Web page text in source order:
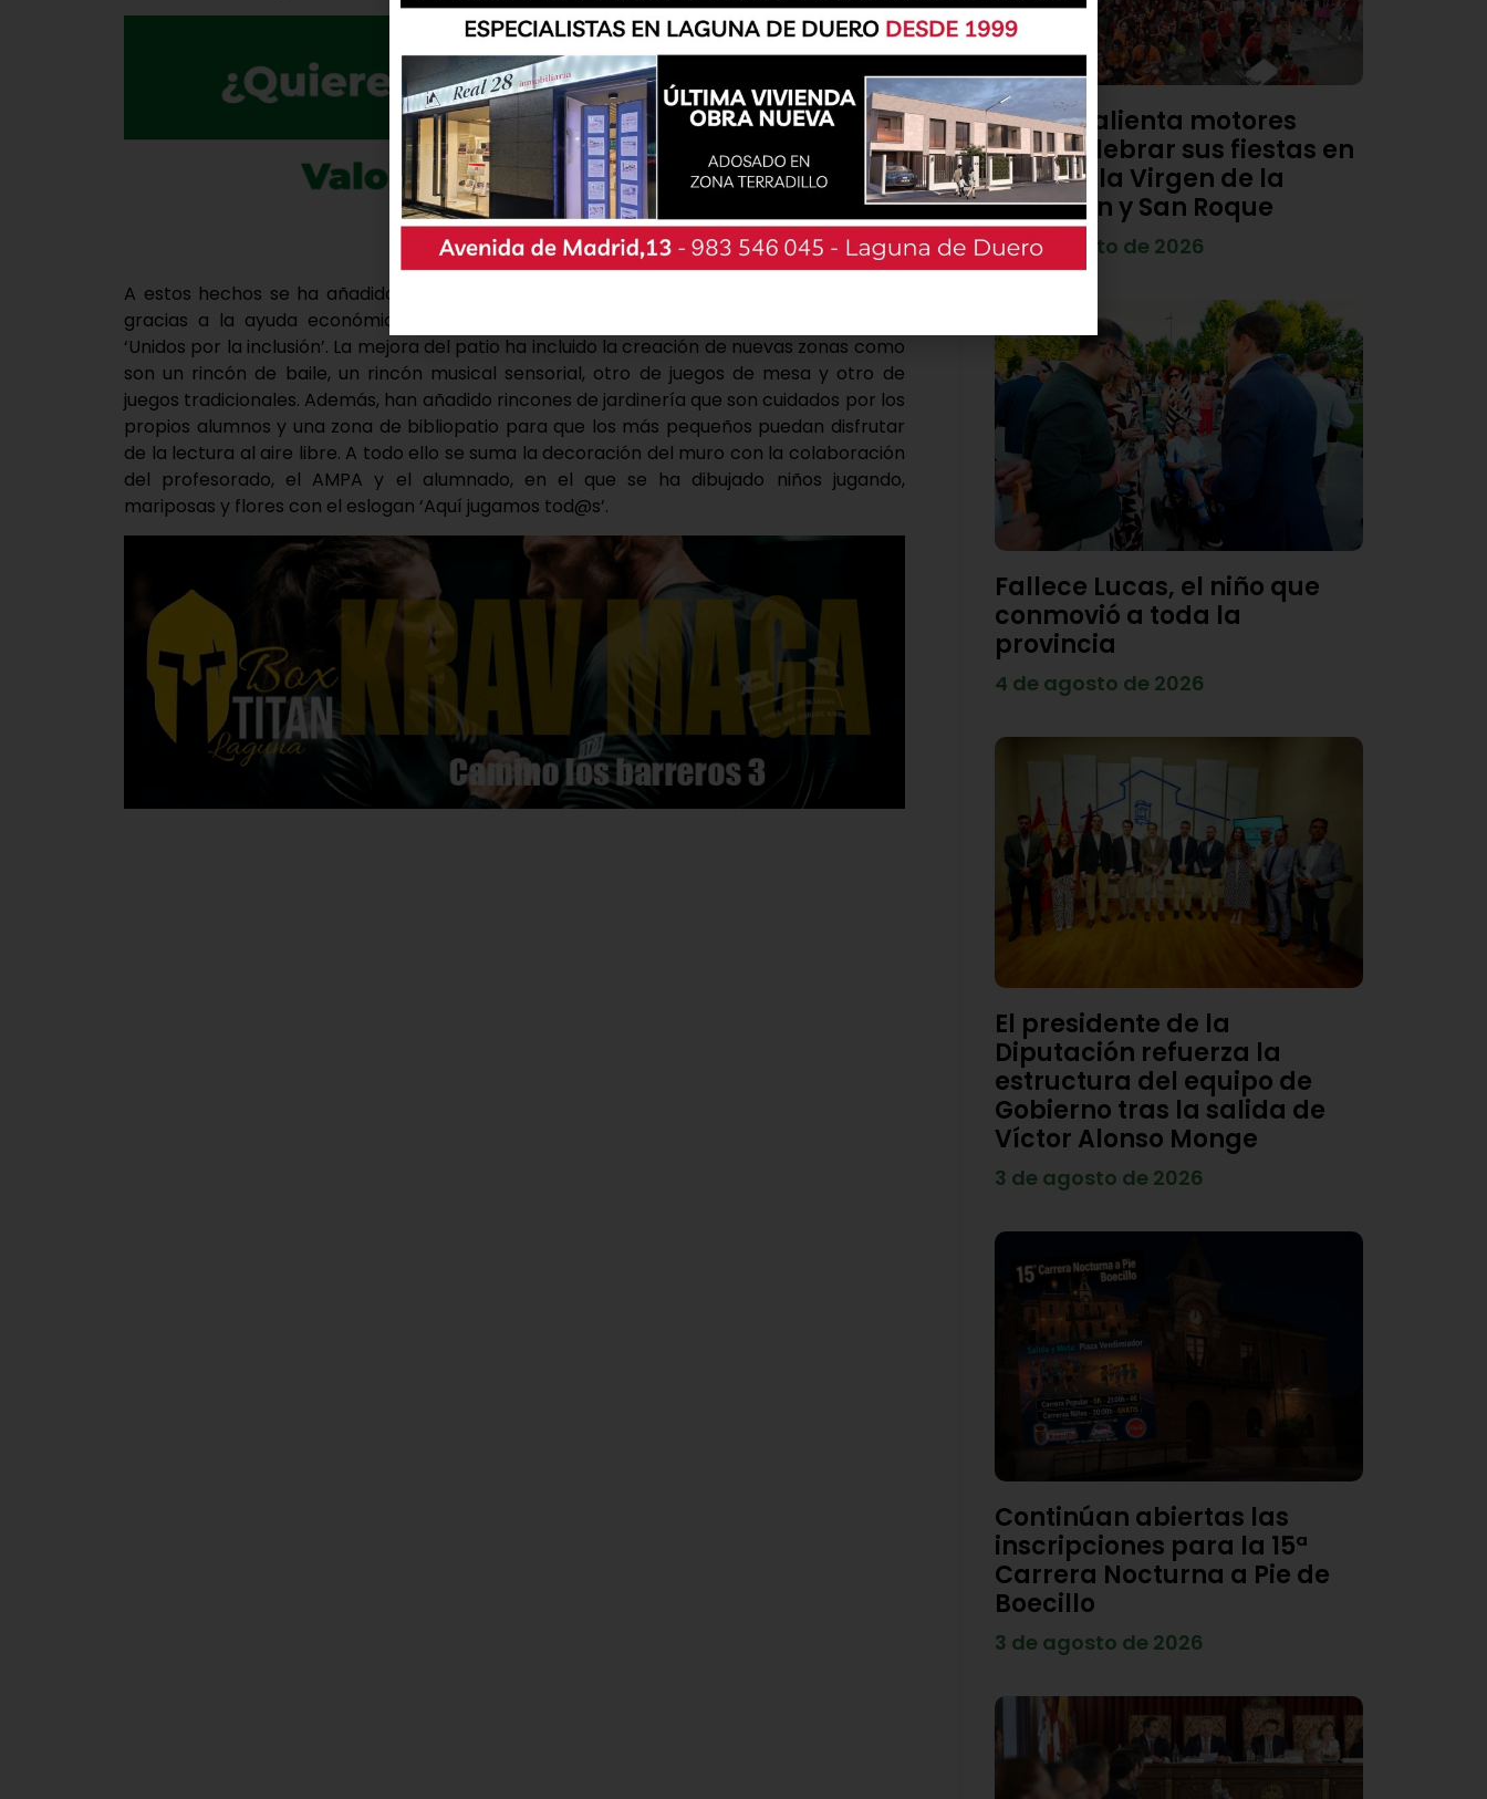
A estos hechos se ha añadido que el centro ha podido crear varios rincones de patio,
gracias a la ayuda económica recibida por su proyecto de agrupaciones escolares
‘Unidos por la inclusión’. La mejora del patio ha incluido la creación de nuevas zonas como
son un rincón de baile, un rincón musical sensorial, otro de juegos de mesa y otro de
juegos tradicionales. Además, han añadido rincones de jardinería que son cuidados por los
propios alumnos y una zona de bibliopatio para que los más pequeños puedan disfrutar
de la lectura al aire libre. A todo ello se suma la decoración del muro con la colaboración
del profesorado, el AMPA y el alumnado, en el que se ha dibujado niños jugando,
mariposas y flores con el eslogan ‘Aquí jugamos tod@s’.
Viana calienta motores
para celebrar sus fiestas en
honor a la Virgen de la
Asunción y San Roque
4 de agosto de 2026
Fallece Lucas, el niño que
conmovió a toda la
provincia
4 de agosto de 2026
El presidente de la
Diputación refuerza la
estructura del equipo de
Gobierno tras la salida de
Víctor Alonso Monge
3 de agosto de 2026
Continúan abiertas las
inscripciones para la 15ª
Carrera Nocturna a Pie de
Boecillo
3 de agosto de 2026